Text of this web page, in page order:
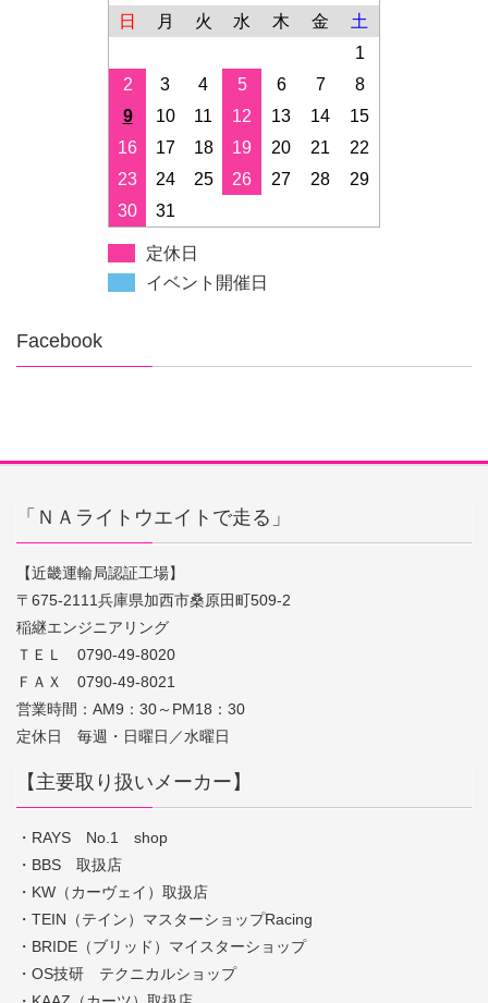
日
月 火 水 木 金
土
1
2
3 4 5 6 7
8
9
10 11 12 13 14
15
16
17 18 19 20 21
22
23
24 25 26 27 28
29
30
31
定休日
イベント開催日
Facebook
「ＮＡライトウエイトで走る」
【近畿運輸局認証工場】
〒675-2111兵庫県加西市桑原田町509-2
稲継エンジニアリング
ＴＥＬ 0790-49-8020
ＦＡＸ 0790-49-8021
営業時間：AM9：30～PM18：30
定休日 毎週・日曜日／水曜日
【主要取り扱いメーカー】
・RAYS No.1 shop
・BBS 取扱店
・KW（カーヴェイ）取扱店
・TEIN（テイン）マスターショップRacing
・BRIDE（ブリッド）マイスターショップ
・OS技研 テクニカルショップ